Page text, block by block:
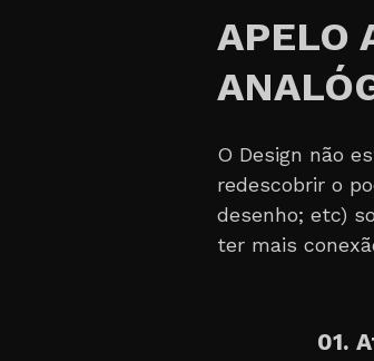
APELO
O Design não
redescobrir o
desenho; etc)
ter mais
01.